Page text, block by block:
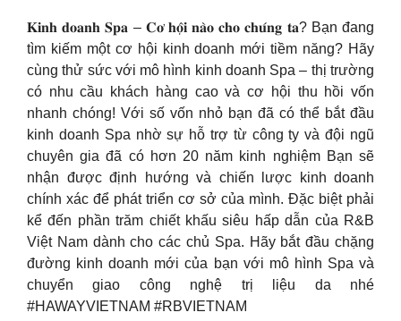
𝐊𝐢𝐧𝐡 𝐝𝐨𝐚𝐧𝐡 𝐒𝐩𝐚 – 𝐂𝐨̛ 𝐡𝐨̣̂𝐢 𝐧𝐚̀𝐨 𝐜𝐡𝐨 𝐜𝐡𝐮́𝐧𝐠 𝐭𝐚? Bạn đang
tìm kiếm một cơ hội kinh doanh mới tiềm năng? Hãy
cùng thử sức với mô hình kinh doanh Spa – thị trường
có nhu cầu khách hàng cao và cơ hội thu hồi vốn
nhanh chóng! Với số vốn nhỏ bạn đã có thể bắt đầu
kinh doanh Spa nhờ sự hỗ trợ từ công ty và đội ngũ
chuyên gia đã có hơn 20 năm kinh nghiệm Bạn sẽ
nhận được định hướng và chiến lược kinh doanh
chính xác để phát triển cơ sở của mình. Đặc biệt phải
kể đến phần trăm chiết khấu siêu hấp dẫn của R&B
Việt Nam dành cho các chủ Spa. Hãy bắt đầu chặng
đường kinh doanh mới của bạn với mô hình Spa và
chuyển giao công nghệ trị liệu da nhé
#HAWAYVIETNAM #RBVIETNAM